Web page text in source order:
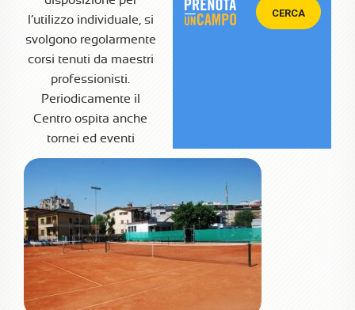
l’utilizzo individuale, si
svolgono regolarmente
corsi tenuti da maestri
professionisti.
Periodicamente il
Centro ospita anche
tornei ed eventi